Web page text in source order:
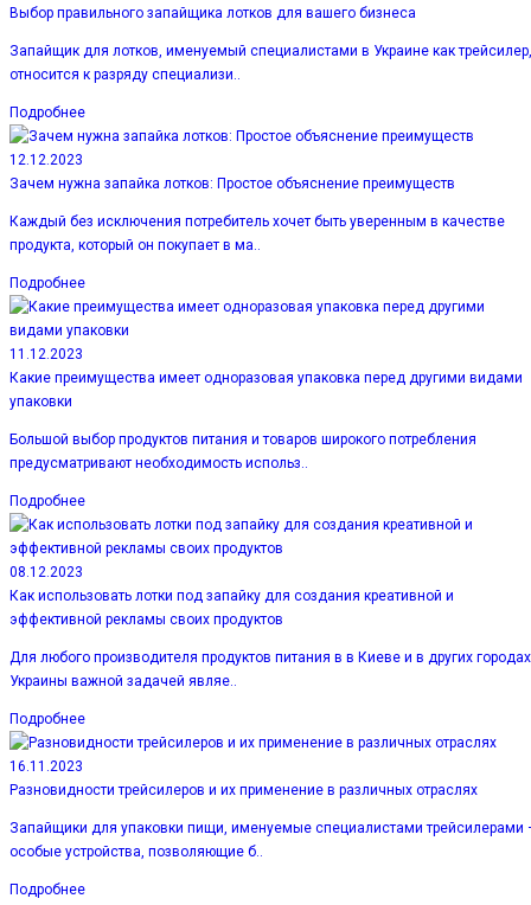
Выбор правильного запайщика лотков для вашего бизнеса
Запайщик для лотков, именуемый специалистами в Украине как трейсилер,
относится к разряду специализи..
Подробнее
12.12.2023
Зачем нужна запайка лотков: Простое объяснение преимуществ
Каждый без исключения потребитель хочет быть уверенным в качестве
продукта, который он покупает в ма..
Подробнее
11.12.2023
Какие преимущества имеет одноразовая упаковка перед другими видами
упаковки
Большой выбор продуктов питания и товаров широкого потребления
предусматривают необходимость использ..
Подробнее
08.12.2023
Как использовать лотки под запайку для создания креативной и
эффективной рекламы своих продуктов
Для любого производителя продуктов питания в в Киеве и в других городах
Украины важной задачей являе..
Подробнее
16.11.2023
Разновидности трейсилеров и их применение в различных отраслях
Запайщики для упаковки пищи, именуемые специалистами трейсилерами
особые устройства, позволяющие б..
Подробнее